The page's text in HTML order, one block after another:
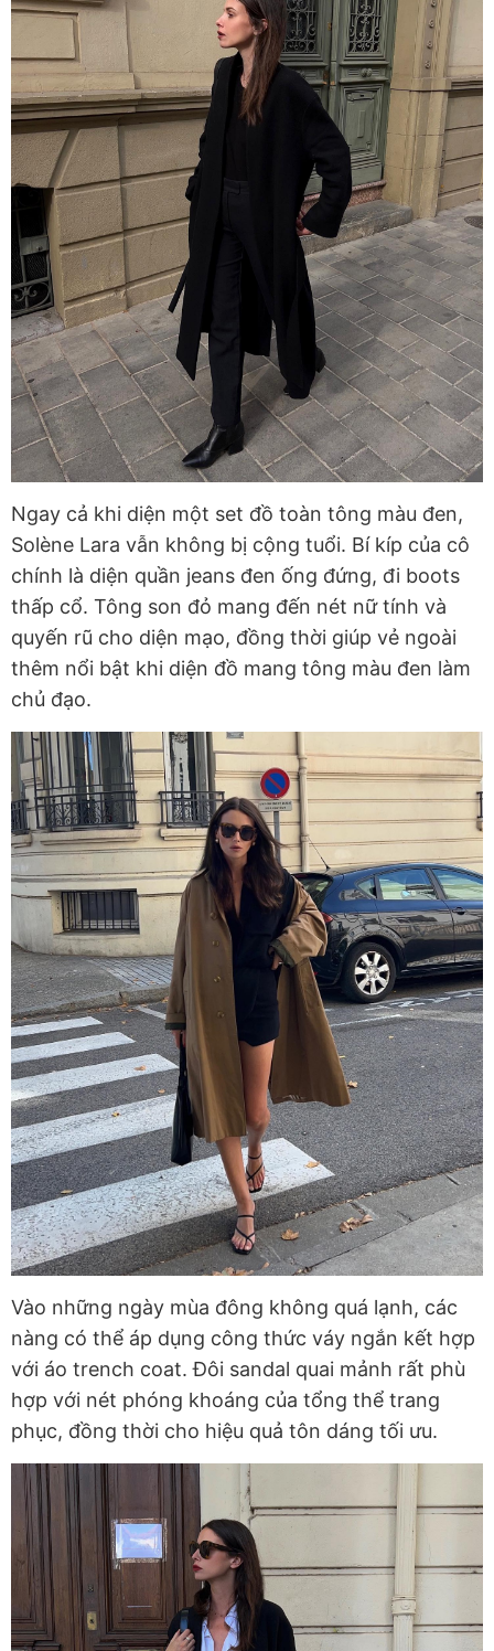
Ngay cả khi diện một set đồ toàn tông màu đen,
Solène Lara vẫn không bị cộng tuổi. Bí kíp của cô
chính là diện quần jeans đen ống đứng, đi boots
thấp cổ. Tông son đỏ mang đến nét nữ tính và
quyến rũ cho diện mạo, đồng thời giúp vẻ ngoài
thêm nổi bật khi diện đồ mang tông màu đen làm
chủ đạo.
Vào những ngày mùa đông không quá lạnh, các
nàng có thể áp dụng công thức váy ngắn kết hợp
với áo trench coat. Đôi sandal quai mảnh rất phù
hợp với nét phóng khoáng của tổng thể trang
phục, đồng thời cho hiệu quả tôn dáng tối ưu.